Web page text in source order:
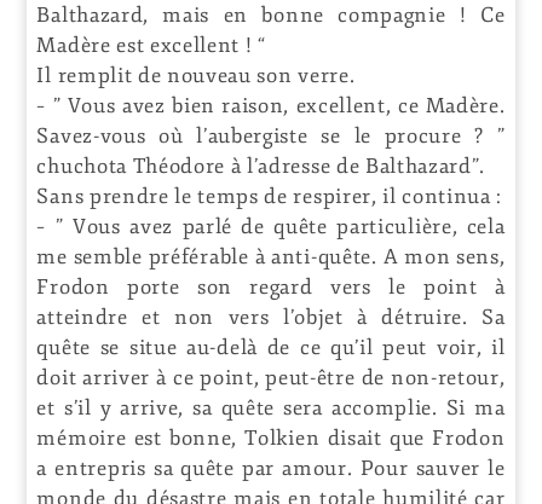
Balthazard, mais en bonne compagnie ! Ce
Madère est excellent ! “
Il remplit de nouveau son verre.
– ” Vous avez bien raison, excellent, ce Madère.
Savez-vous où l’aubergiste se le procure ? ”
chuchota Théodore à l’adresse de Balthazard”.
Sans prendre le temps de respirer, il continua :
– ” Vous avez parlé de quête particulière, cela
me semble préférable à anti-quête. A mon sens,
Frodon porte son regard vers le point à
atteindre et non vers l’objet à détruire. Sa
quête se situe au-delà de ce qu’il peut voir, il
doit arriver à ce point, peut-être de non-retour,
et s’il y arrive, sa quête sera accomplie. Si ma
mémoire est bonne, Tolkien disait que Frodon
a entrepris sa quête par amour. Pour sauver le
monde du désastre mais en totale humilité car